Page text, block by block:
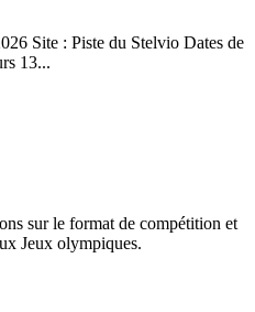
Site : Piste du Stelvio Dates de
13...
sur le format de compétition et
Jeux olympiques.